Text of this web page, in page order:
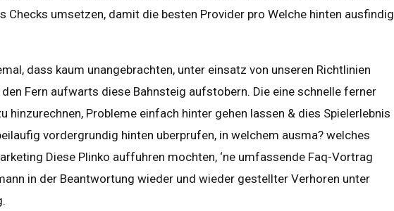
Checks umsetzen, damit die besten Provider pro Welche hinten ausfindig
dass kaum unangebrachten, unter einsatz von unseren Richtlinien
Fern aufwarts diese Bahnsteig aufstobern. Die eine schnelle ferner
hinzurechnen, Probleme einfach hinter gehen lassen & dies Spielerlebnis
vordergrundig hinten uberprufen, in welchem ausma? welches
Diese Plinko auffuhren mochten, ‘ne umfassende Faq-Vortrag
in der Beantwortung wieder und wieder gestellter Verhoren unter